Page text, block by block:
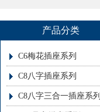
产品分类
C6梅花插座系列
C8八字插座系列
C8八字三合一插座系列